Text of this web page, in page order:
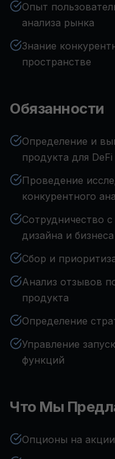
Опыт
анализа рынка
Знание
пространстве
Обязанности
Определение и
продукта для
Проведение
конкурентного
Сотрудничество
дизайна и бизнеса
Сбор и
Анализ отзывов
продукта
Определение
Управление
функций
Что Мы
Опционы на акции